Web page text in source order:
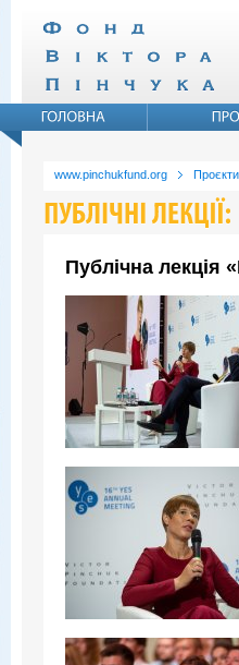
www.pinchukfund.org Проєкти
Публічна лекція